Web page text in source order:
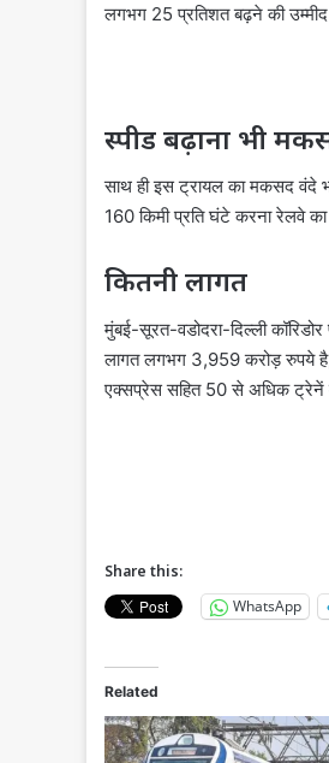
लगभग 25 प्रतिशत बढ़ने की
स्पीड बढ़ाना भी
साथ ही इस ट्रायल का मकसद वंदे
160 किमी प्रति घंटे करना रेलवे
कितनी लागत
मुंबई-सूरत-वडोदरा-दिल्ली
लागत लगभग 3,959 करोड़ रुपये
एक्सप्रेस सहित 50 से अधिक ट्रेनें
Share this:
WhatsApp
Related